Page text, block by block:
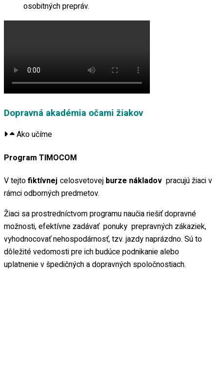
osobitných prepráv.
Dopravná akadémia očami žiakov
Ako učíme
Program TIMOCOM
V tejtofiktívnej celosvetovej burze nákladov pracujú žiaci v
rámci odborných predmetov.
Žiaci sa prostredníctvom programu naučia riešiť dopravné
možnosti, efektívne zadávať ponuky prepravných zákaziek,
vyhodnocovať nehospodárnosť, tzv. jazdy naprázdno. Sú to
dôležité vedomosti pre ich budúce podnikanie alebo
uplatnenie v špedičných a dopravných spoločnostiach.